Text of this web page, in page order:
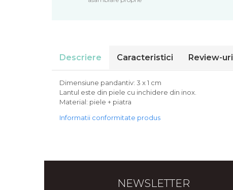
Cadouri pentru profesori
Cadouri pentru tata
Cadouri pentru cea mai buna
Cadouri pentru bunici
CERCEI ZAMAC
Descriere Caracteristici Review-uri
Dimensiune pandantiv: 3 x 1 cm
Lantul este din piele cu inchidere din inox.
Material: piele + piatra
Informatii conformitate produs
NEWSLETTER